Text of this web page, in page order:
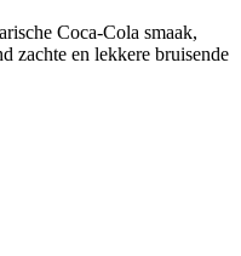
Coca-Cola smaak,
zachte en lekkere bruisende